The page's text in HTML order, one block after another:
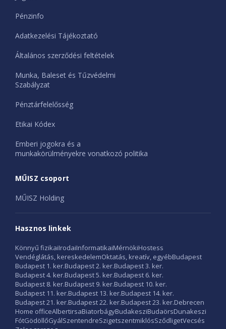
Pénzinfo
Adatkezelési Tájékoztató
Általános szerződési feltételek
Munka, Baleset és Tűzvédelmi
Szabályzat
Pénztárfelelősség
Etikai Kódex
Emberi jogokra és a
munkakörülményekre vonatkozó politika
MŰISZ csoport
MŰISZ Holding
Hasznos linkek
Könnyű fizikaiIrodaiInformatikaiMérnökiHostess
Vendéglátás, kereskedelemOktatás, kreatív, egyébBudapest
Budapest 1. ker.Budapest 2. ker.Budapest 3. ker.
Budapest 4. ker.Budapest 5. ker.Budapest 6. ker.
Budapest 8. ker.Budapest 9. ker.Budapest 10. ker.
Budapest 11. ker.Budapest 13. ker.Budapest 14. ker.
Budapest 21. ker.Budapest 22. ker.Budapest 23. ker.Debrecen
Home officeAlbertirsaBiatorbágyBudakesziBudaörsDunakeszi
FótGödöllőGyálSzentendreSzigetszentmiklósSződligetVecsés